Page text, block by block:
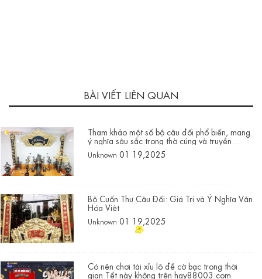
BÀI VIẾT LIÊN QUAN
Tham khảo một số bộ câu đối phổ biến, mang
ý nghĩa sâu sắc trong thờ cúng và truyền
thống văn hóa Việt Nam
Unknown 01 19,2025
Bộ Cuốn Thư Câu Đối: Giá Trị và Ý Nghĩa Văn
Hóa Việt
Unknown 01 19,2025
Có nên chơi tài xỉu lô đề cờ bạc trong thời
gian Tết này không trên hay88003.com